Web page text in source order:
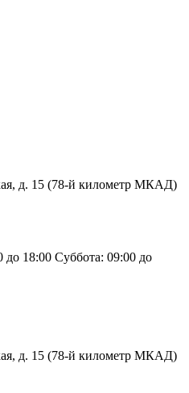
д. 15 (78-й километр МКАД)
18:00 Суббота: 09:00 до
д. 15 (78-й километр МКАД)